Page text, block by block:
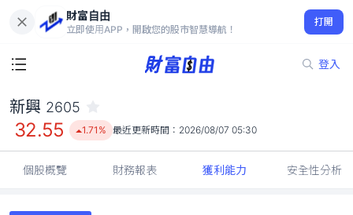
財富自由
立即使用APP，開啟您的股市智慧導航！
打開
登入
32.55
1.71%
新興 2605
32.55 1.71% 最近更新時間： 2026/08/07 05:30
個股概覽 財務報表 獲利能力 安全性分析